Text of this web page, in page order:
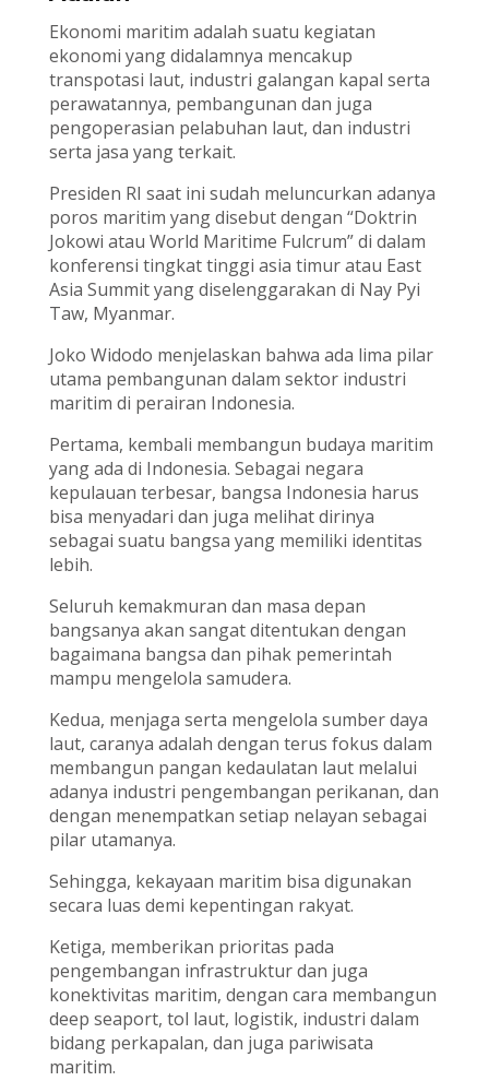
Ekonomi maritim adalah suatu kegiatan
ekonomi yang didalamnya mencakup
transpotasi laut, industri galangan kapal serta
perawatannya, pembangunan dan juga
pengoperasian pelabuhan laut, dan industri
serta jasa yang terkait.
Presiden RI saat ini sudah meluncurkan adanya
poros maritim yang disebut dengan “Doktrin
Jokowi atau World Maritime Fulcrum” di dalam
konferensi tingkat tinggi asia timur atau East
Asia Summit yang diselenggarakan di Nay Pyi
Taw, Myanmar.
Joko Widodo menjelaskan bahwa ada lima pilar
utama pembangunan dalam sektor industri
maritim di perairan Indonesia.
Pertama, kembali membangun budaya maritim
yang ada di Indonesia. Sebagai negara
kepulauan terbesar, bangsa Indonesia harus
bisa menyadari dan juga melihat dirinya
sebagai suatu bangsa yang memiliki identitas
lebih.
Seluruh kemakmuran dan masa depan
bangsanya akan sangat ditentukan dengan
bagaimana bangsa dan pihak pemerintah
mampu mengelola samudera.
Kedua, menjaga serta mengelola sumber daya
laut, caranya adalah dengan terus fokus dalam
membangun pangan kedaulatan laut melalui
adanya industri pengembangan perikanan, dan
dengan menempatkan setiap nelayan sebagai
pilar utamanya.
Sehingga, kekayaan maritim bisa digunakan
secara luas demi kepentingan rakyat.
Ketiga, memberikan prioritas pada
pengembangan infrastruktur dan juga
konektivitas maritim, dengan cara membangun
deep seaport, tol laut, logistik, industri dalam
bidang perkapalan, dan juga pariwisata
maritim.